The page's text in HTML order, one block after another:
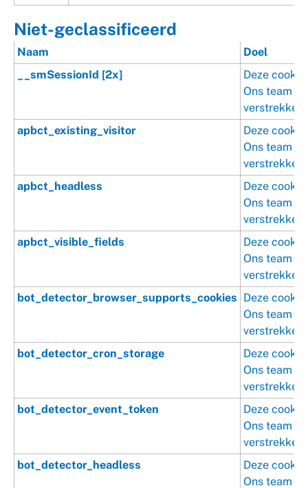
Niet-geclassificeerd
Naam
Doel
__smSessionId [2x]
Deze
Ons team is
verstrekken.
apbct_existing_visitor
Deze
Ons team is
verstrekken.
apbct_headless
Deze
Ons team is
verstrekken.
apbct_visible_fields
Deze
Ons team is
verstrekken.
bot_detector_browser_supports_cookies Deze
Ons team is
verstrekken.
bot_detector_cron_storage
Deze
Ons team is
verstrekken.
bot_detector_event_token
Deze
Ons team is
verstrekken.
bot_detector_headless
Deze
Ons team is